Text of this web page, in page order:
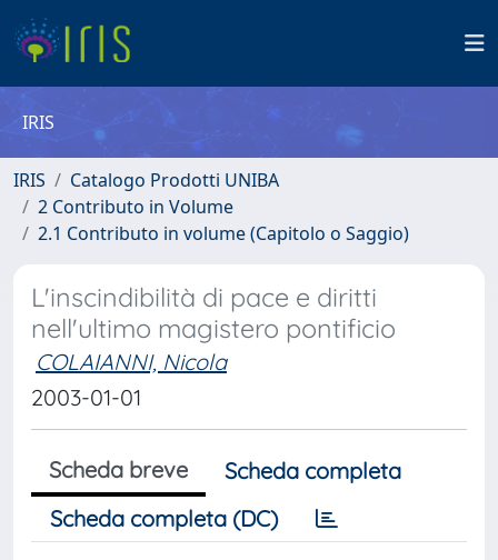
IRIS
IRIS
Catalogo Prodotti UNIBA
2 Contributo in Volume
2.1 Contributo in volume (Capitolo o Saggio)
L'inscindibilità di pace e diritti
nell'ultimo magistero pontificio
COLAIANNI, Nicola
2003-01-01
Scheda breve
Scheda completa
Scheda completa (DC)